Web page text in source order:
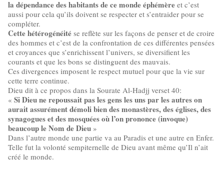
la dépendance des habitants de ce monde éphémère et c’est
aussi pour cela qu’ils doivent se respecter et s’entraider pour se
compléter.
Cette hétérogénéité se reflète sur les façons de penser et de croire
des hommes et c’est de la confrontation de ces différentes pensées
et croyances que s’enrichissent l’univers, se diversifient les
courants et que les bons se distinguent des mauvais.
Ces divergences imposent le respect mutuel pour que la vie sur
cette terre continue.
Dieu dit à ce propos dans la Sourate Al-Hadjj verset 40:
« Si Dieu ne repoussait pas les gens les uns par les autres on
aurait assurément démoli bien des monastères, des églises, des
synagogues et des mosquées où l’on prononce (invoque)
beaucoup le Nom de Dieu »
Dans l’autre monde une partie va au Paradis et une autre en Enfer.
Telle fut la volonté sempiternelle de Dieu avant même qu’Il n’ait
créé le monde.